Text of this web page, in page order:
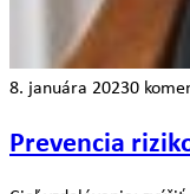
8. januára 20230
Prevencia